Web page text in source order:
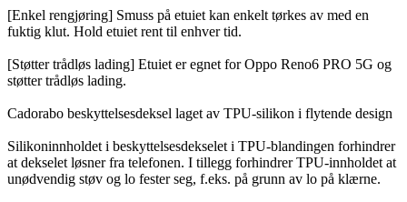
[Enkel rengjøring] Smuss på etuiet kan enkelt tørkes av med en
fuktig klut. Hold etuiet rent til enhver tid.
[Støtter trådløs lading] Etuiet er egnet for Oppo Reno6 PRO 5G og
støtter trådløs lading.
Cadorabo beskyttelsesdeksel laget av TPU-silikon i flytende design
Silikoninnholdet i beskyttelsesdekselet i TPU-blandingen forhindrer
at dekselet løsner fra telefonen. I tillegg forhindrer TPU-innholdet at
unødvendig støv og lo fester seg, f.eks. på grunn av lo på klærne.